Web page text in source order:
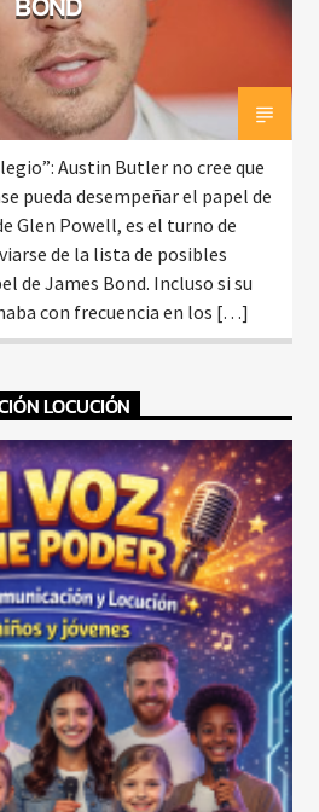
Austin Butler no cree que
pueda desempeñar el papel de
Glen Powell, es el turno de
de la lista de posibles
de James Bond. Incluso si su
con frecuencia en los […]
LOCUCIÓN